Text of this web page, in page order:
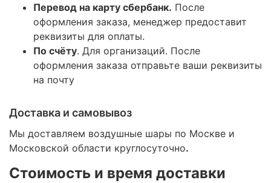
Перевод на карту сбербанк. После
оформления заказа, менеджер предоставит
реквизиты для оплаты.
По счёту. Для организаций. После
оформления заказа отправьте ваши реквизиты
на почту
Доставка и самовывоз
Мы доставляем воздушные шары по Москве и
Московской области круглосуточно.
Стоимость и время доставки